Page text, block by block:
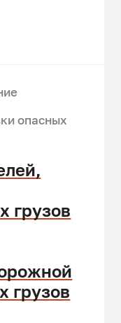
опасных
грузов
грузов